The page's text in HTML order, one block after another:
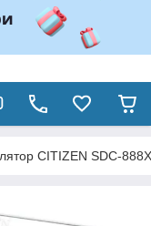
CITIZEN SDC-